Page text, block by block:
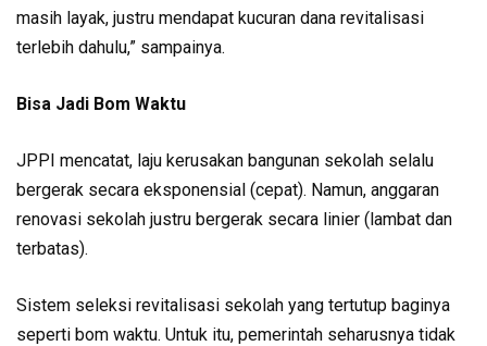
masih layak, justru mendapat kucuran dana revitalisasi
terlebih dahulu,” sampainya.
Bisa Jadi Bom Waktu
JPPI mencatat, laju kerusakan bangunan sekolah selalu
bergerak secara eksponensial (cepat). Namun, anggaran
renovasi sekolah justru bergerak secara linier (lambat dan
terbatas).
Sistem seleksi revitalisasi sekolah yang tertutup baginya
seperti bom waktu. Untuk itu, pemerintah seharusnya tidak